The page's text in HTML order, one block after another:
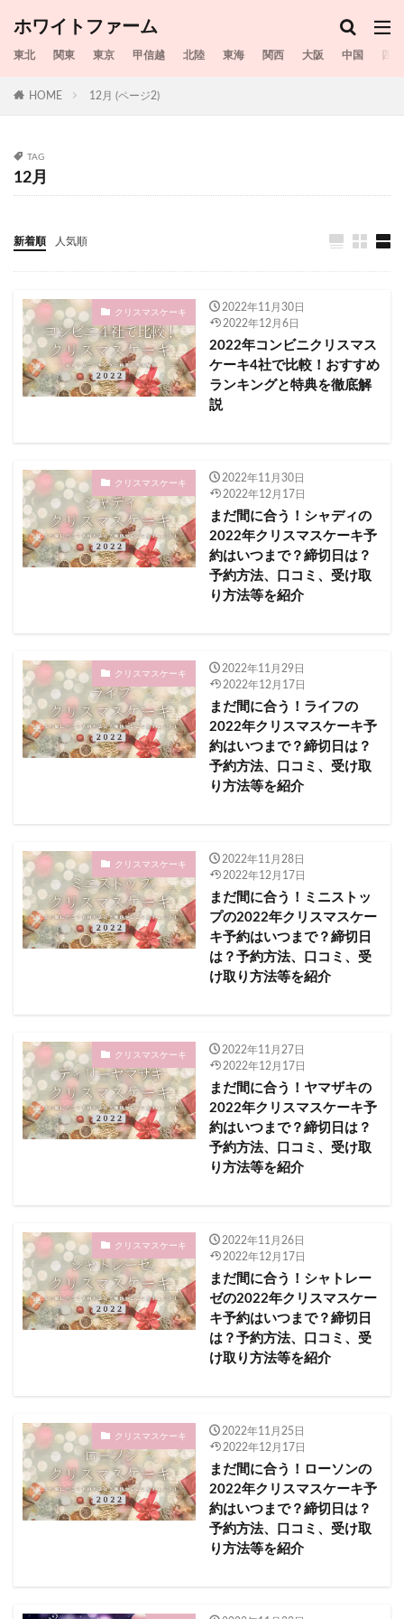
ホワイトファーム
東北 関東 東京 甲信越 北陸 東海 関西 大阪 中国 四国
20230726 20230728 20230730
20230731 20230801 20230802 20230803
富津市民花火大会2023
和歌山県
土浦全国花火競技大会 土浦市 坂井市
城崎温泉夏物語花火2023 埼玉県
堂ヶ島火祭り2023 堺市​​ 博多湾芸術花火2023
南魚沼市 境町 十和田市
北牟婁郡 北見ぼんちまつり納涼花火大会 2023
北見市 北野ふれあい夏まつり2023
十和田湖湖水まつり2023 南都留郡
千代田の祭 川せがき2023 千代田区 千代田町
千曲市 千歳市
初詣 安曇野市 奈良市 奈良県
奥多摩納涼花火大会2023 奥州市 姶良市
宇佐市 宇佐神宮 厄除け花火大会2023 宇城市
守谷海水浴場 安倍川花火大会2023
宮城県
宵の明治村「花火競演」2023 家電 富山県
富岡海水浴場 富津市 太宰府市
天神祭奉納花火2023 夏の鳥羽湾毎夜連続花火2023
大洗 夏まつり西大寺 夜待まつり2023 夏イベント
大井競馬場 大仙市
大洗サンビーチ海水浴場 大阪府 大洗海上花火大会
大洗町 大津市 大洲市
大田尾海水浴場 大竹海岸鉾田海水浴場 大網白里市
大船渡市 大金久海岸 大阪市
処分 スシロー
三田まつり花火大会2023 三田市 三重県
三陸・大船渡夏まつり 大花火大会2023
三陸花火競技大会 上天草市 上水内郡 上越市
七尾市 下呂市
下呂温泉花火ミュージカル夏公演2023 下松市
七飯町 一宮町納涼花火大会2023
丸の内イルミネーション
ホテルニューオータニウインターイルミネーション
セイコーマート セブンイレブン ダグリ岬海水浴場
ディズニー ミュージック＆ファイヤーワークス2023
HOME 12月 (ページ2)
TAG
12月
新着順 人気順
クリスマスケーキ
2022年11月30日
2022年12月6日
2022年コンビニクリスマス
ケーキ4社で比較！おすすめ
ランキングと特典を徹底解
説
クリスマスケーキ
2022年11月30日
2022年12月17日
まだ間に合う！シャディの
2022年クリスマスケーキ予
約はいつまで？締切日は？
予約方法、口コミ、受け取
り方法等を紹介
クリスマスケーキ
2022年11月29日
2022年12月17日
まだ間に合う！ライフの
2022年クリスマスケーキ予
約はいつまで？締切日は？
予約方法、口コミ、受け取
り方法等を紹介
クリスマスケーキ
2022年11月28日
2022年12月17日
まだ間に合う！ミニストッ
プの2022年クリスマスケー
キ予約はいつまで？締切日
は？予約方法、口コミ、受
け取り方法等を紹介
クリスマスケーキ
2022年11月27日
2022年12月17日
まだ間に合う！ヤマザキの
2022年クリスマスケーキ予
約はいつまで？締切日は？
予約方法、口コミ、受け取
り方法等を紹介
クリスマスケーキ
2022年11月26日
2022年12月17日
まだ間に合う！シャトレー
ゼの2022年クリスマスケー
キ予約はいつまで？締切日
は？予約方法、口コミ、受
け取り方法等を紹介
クリスマスケーキ
2022年11月25日
2022年12月17日
まだ間に合う！ローソンの
2022年クリスマスケーキ予
約はいつまで？締切日は？
予約方法、口コミ、受け取
り方法等を紹介